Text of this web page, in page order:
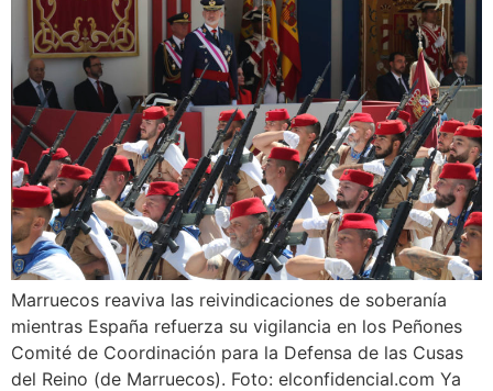
Marruecos reaviva las reivindicaciones de soberanía
mientras España refuerza su vigilancia en los Peñones
Comité de Coordinación para la Defensa de las Cusas
del Reino (de Marruecos). Foto: elconfidencial.com Ya